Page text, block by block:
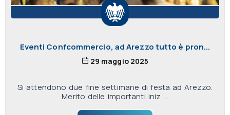
Eventi Confcommercio, ad Arezzo tutto è pron...
29 maggio 2025
Si attendono due fine settimane di festa ad Arezzo.
Merito delle importanti iniz ...